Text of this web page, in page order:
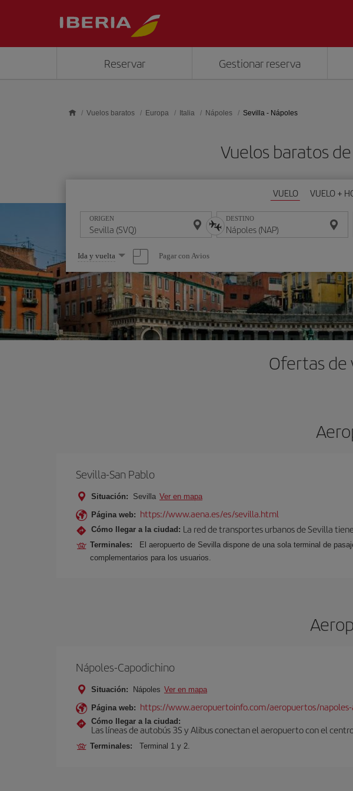
Reservar Gestionar reserva
Vuelos baratos Europa Italia Nápoles Sevilla - Nápoles
Vuelos baratos
VUELO VUELO +
ORIGEN DESTINO
Seleccione
una
opción
Ida y vuelta Pagar con Avios
Ofertas de
Sevilla-San Pablo
Situación: Sevilla Ver en mapa
Página web: https://www.aena.es/es/sevilla.html
Cómo llegar a la ciudad: La red de transportes urbanos de Sevilla
Terminales:
El aeropuerto de Sevilla dispone de una sola terminal de
complementarios para los usuarios.
Nápoles-Capodichino
Situación: Nápoles Ver en mapa
Página web: https://www.aeropuertoinfo.com/aeropuertos/
Cómo llegar a la ciudad:
Las líneas de autobús 3S y Alibus conectan el aeropuerto con el
Terminales: Terminal 1 y 2.